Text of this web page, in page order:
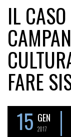
IL
FARE
15 GEN
2017